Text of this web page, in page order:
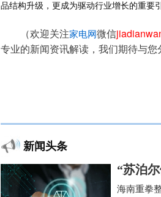
品结构升级，更成为驱动行业增长的重要引
（欢迎关注家电网微信
专业的新闻资讯解读，我们期待与您
新闻头条
“苏泊
海南重拳